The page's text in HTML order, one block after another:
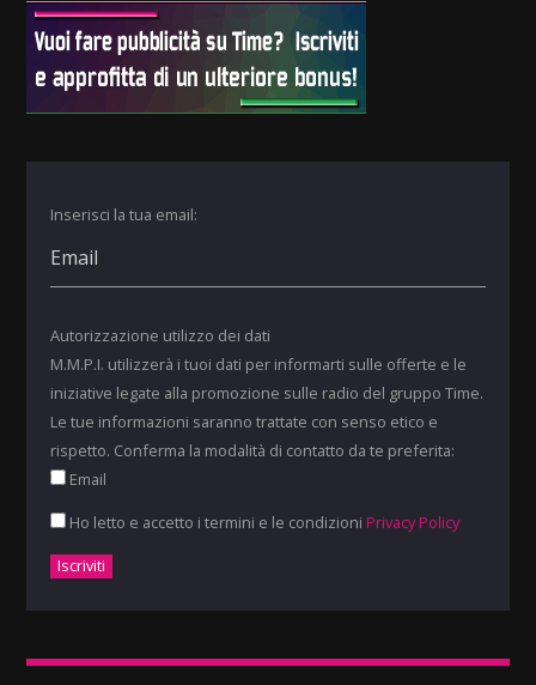
Inserisci la tua email:
Autorizzazione utilizzo dei dati
M.M.P.I. utilizzerà i tuoi dati per informarti sulle offerte e le
iniziative legate alla promozione sulle radio del gruppo Time.
Le tue informazioni saranno trattate con senso etico e
rispetto. Conferma la modalità di contatto da te preferita:
Email
Ho letto e accetto i termini e le condizioni Privacy Policy